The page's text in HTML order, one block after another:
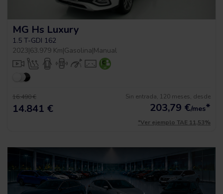
MG Hs Luxury
1.5 T-GDI 162
2023|63.979 Km|Gasolina|Manual
16.490 €
14.841 €
Sin entrada, 120 meses, desde
203,79 €/mes*
*Ver ejemplo TAE 11,53%